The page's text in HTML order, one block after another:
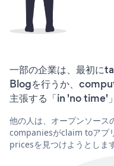
一部の企業は、最初に
Blogを行うか、
主張する「in 'no time'
他の人は、オープンソー
companiesがclaim toアプ
pricesを見つけようとします